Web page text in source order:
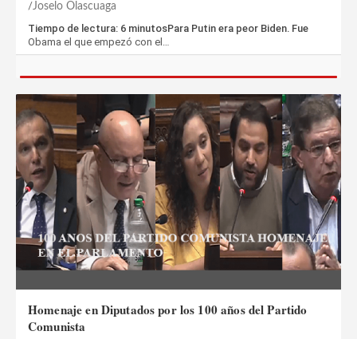
Joselo Olascuaga
Tiempo de lectura: 6 minutosPara Putin era peor Biden. Fue
Obama el que empezó con el…
Homenaje en Diputados por los 100 años del Partido
Comunista